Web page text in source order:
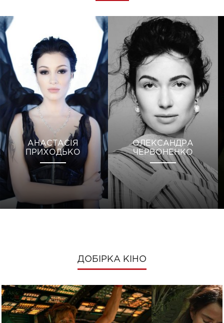
АНАСТАСІЯ
ПРИХОДЬКО
ОЛЕКСАНДРА
ЧЕРВОНЕНКО
ДОБІРКА КІНО